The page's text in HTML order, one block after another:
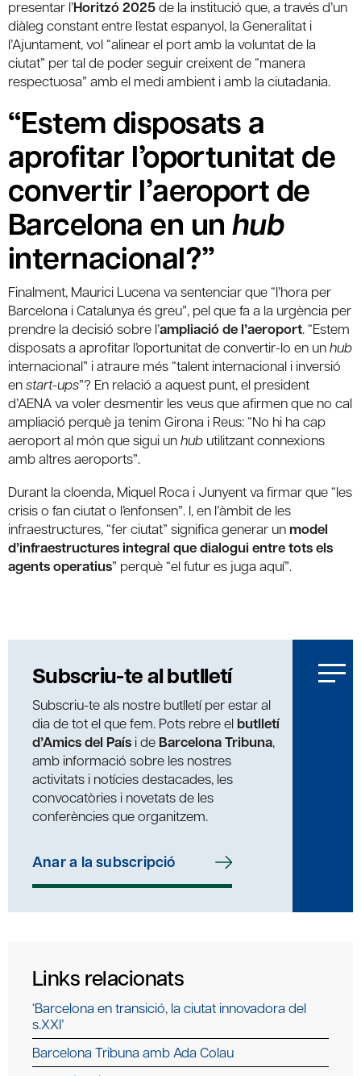
presentar l’Horitzó 2025de la institució que, a través d’un
diàleg constant entre l’estat espanyol, la Generalitat i
l’Ajuntament, vol “alinear el port amb la voluntat de la
ciutat” per tal de poder seguir creixent de “manera
respectuosa” amb el medi ambient i amb la ciutadania.
“Estem disposats a
aprofitar l’oportunitat de
convertir l’aeroport de
Barcelona en unhub
internacional?”
Finalment, Maurici Lucena va sentenciar que “l’hora per
Barcelona i Catalunya és greu”, pel que fa a la urgència per
prendre la decisió sobre l’ampliació de l’aeroport. “Estem
disposats a aprofitar l’oportunitat de convertir-lo en unhub
internacional” i atraure més “talent internacional i inversió
enstart-ups”? En relació a aquest punt, el president
d’AENA va voler desmentir les veus que afirmen que no cal
ampliació perquè ja tenim Girona i Reus: “No hi ha cap
aeroport al món que sigui unhub utilitzant connexions
amb altres aeroports”.
Durant la cloenda, Miquel Roca i Junyent va firmar que “les
crisis o fan ciutat o l’enfonsen”. I, en l’àmbit de les
infraestructures, “fer ciutat” significa generar un model
d’infraestructures integral que dialogui entre tots els
agents operatius” perquè “el futur es juga aquí”.
Subscriu-te al butlletí
Subscriu-te als nostre butlletí per estar al
dia de tot el que fem. Pots rebre el butlletí
d’Amics del País i de Barcelona Tribuna,
amb informació sobre les nostres
activitats i notícies destacades, les
convocatòries i novetats de les
conferències que organitzem.
Anar a la subscripció
Links relacionats
‘Barcelona en transició, la ciutat innovadora del
s.XXI’
Barcelona Tribuna amb Ada Colau